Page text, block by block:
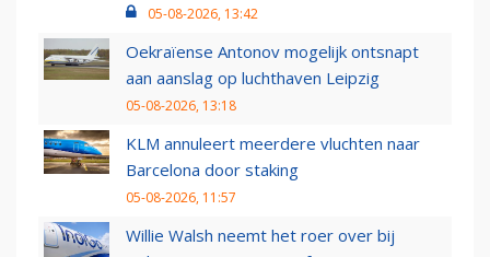
05-08-2026, 13:42
Oekraïense Antonov mogelijk ontsnapt
aan aanslag op luchthaven Leipzig
05-08-2026, 13:18
KLM annuleert meerdere vluchten naar
Barcelona door staking
05-08-2026, 11:57
Willie Walsh neemt het roer over bij